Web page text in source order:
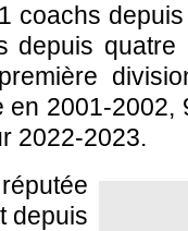
coachs
depuis quatre
2001-2002,
2022-2023.
depuis